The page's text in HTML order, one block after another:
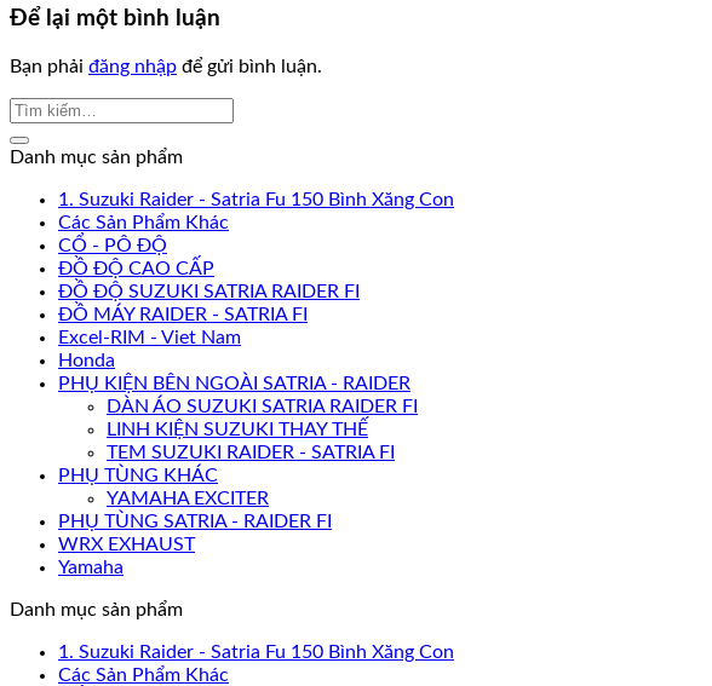
Để lại một bình luận
Bạn phải đăng nhập để gửi bình luận.
Danh mục sản phẩm
1. Suzuki Raider - Satria Fu 150 Bình Xăng Con
Các Sản Phẩm Khác
CỔ - PÔ ĐỘ
ĐỒ ĐỘ CAO CẤP
ĐỒ ĐỘ SUZUKI SATRIA RAIDER FI
ĐỒ MÁY RAIDER - SATRIA FI
Excel-RIM - Viet Nam
Honda
PHỤ KIỆN BÊN NGOÀI SATRIA - RAIDER
DÀN ÁO SUZUKI SATRIA RAIDER FI
LINH KIỆN SUZUKI THAY THẾ
TEM SUZUKI RAIDER - SATRIA FI
PHỤ TÙNG KHÁC
YAMAHA EXCITER
PHỤ TÙNG SATRIA - RAIDER FI
WRX EXHAUST
Yamaha
Danh mục sản phẩm
1. Suzuki Raider - Satria Fu 150 Bình Xăng Con
Các Sản Phẩm Khác